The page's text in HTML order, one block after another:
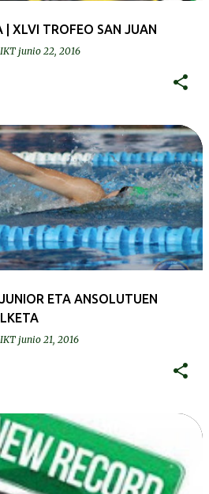
| XLVI TROFEO SAN JUAN
junio 22, 2016
ETA ANSOLUTUEN
junio 21, 2016